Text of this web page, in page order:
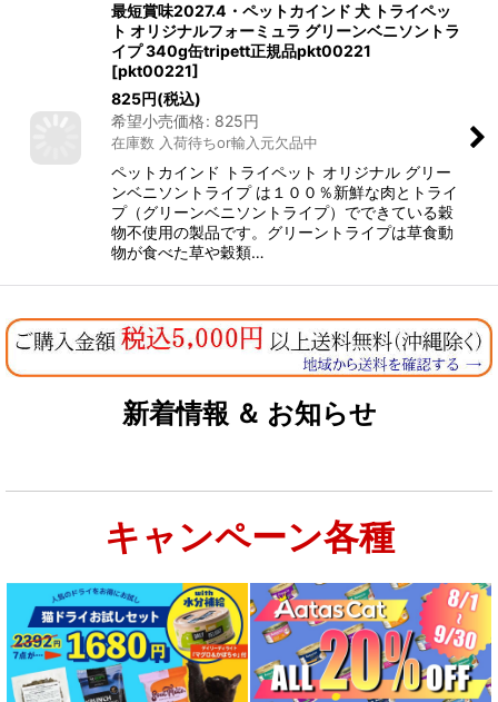
最短賞味2027.4・ペットカインド 犬 トライペッ
ト オリジナルフォーミュラ グリーンベニソントラ
イプ 340g缶tripett正規品pkt00221
[pkt00221]
825円(税込)
希望小売価格: 825円
在庫数 入荷待ちor輸入元欠品中
ペットカインド トライペット オリジナル グリー
ンベニソントライプ は１００％新鮮な肉とトライ
プ（グリーンベニソントライプ）でできている穀
物不使用の製品です。グリーントライプは草食動
物が食べた草や穀類…
新着情報 ＆ お知らせ
キャンペーン各種